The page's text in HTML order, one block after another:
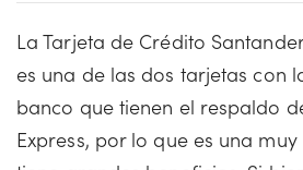
La Tarjeta de Crédito
es una de las dos tarjetas con
banco que tienen el respaldo
Express, por lo que es una